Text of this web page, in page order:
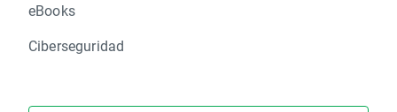
eBooks
Ciberseguridad